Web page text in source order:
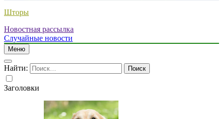
Шторы
Новостная рассылка
Случайные новости
Меню
Найти:
Заголовки